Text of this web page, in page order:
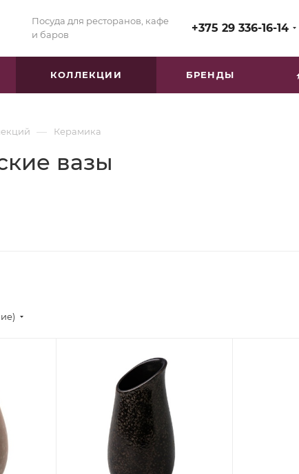
Посуда для ресторанов, кафе
и баров
+375 29 336-16-14
КОЛЛЕКЦИИ БРЕНДЫ
— Керамика
вазы